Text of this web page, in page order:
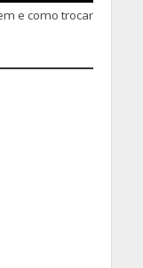
e como trocar